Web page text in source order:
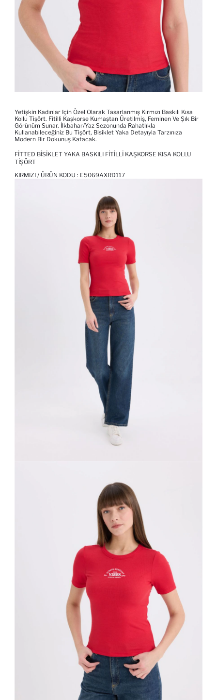
Yetişkin Kadınlar Için Özel Olarak Tasarlanmış Kırmızı Baskılı Kısa
Kollu Tişört. Fitilli Kaşkorse Kumaştan Üretilmiş, Feminen Ve Şık Bir
Görünüm Sunar. İlkbahar/Yaz Sezonunda Rahatlıkla
Kullanabileceğiniz Bu Tişört, Bisiklet Yaka Detayıyla Tarzınıza
Modern Bir Dokunuş Katacak.
FITTED BISIKLET YAKA BASKILI FITILLI KAŞKORSE KISA KOLLU
TIŞÖRT
KIRMIZI / ÜRÜN KODU : E5069AXRD117